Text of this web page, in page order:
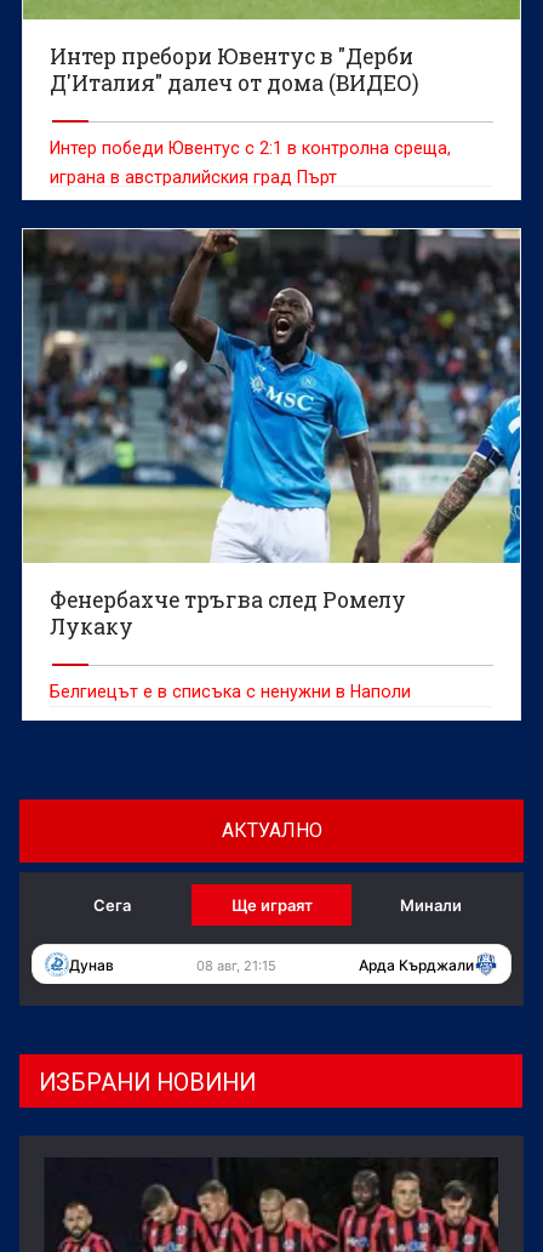
Интер пребори Ювентус в "Дерби
Д'Италия" далеч от дома (ВИДЕО)
Интер победи Ювентус с 2:1 в контролна среща,
играна в австралийския град Пърт
Фенербахче тръгва след Ромелу
Лукаку
Белгиецът е в списъка с ненужни в Наполи
АКТУАЛНО
Сега Ще играят Минали
Дунав 08 авг, 21:15 Арда Кърджали
ИЗБРАНИ НОВИНИ